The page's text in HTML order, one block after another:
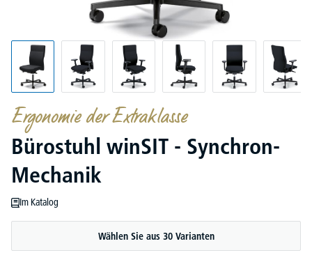
Ergonomie der Extraklasse
Bürostuhl winSIT - Synchron-
Mechanik
Im Katalog
Wählen Sie aus 30 Varianten